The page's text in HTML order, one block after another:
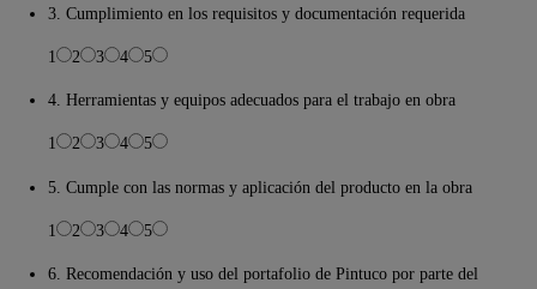
3. Cumplimiento en los requisitos y documentación requerida
1 2 3 4 5
4. Herramientas y equipos adecuados para el trabajo en obra
1 2 3 4 5
5. Cumple con las normas y aplicación del producto en la obra
1 2 3 4 5
6. Recomendación y uso del portafolio de Pintuco por parte del